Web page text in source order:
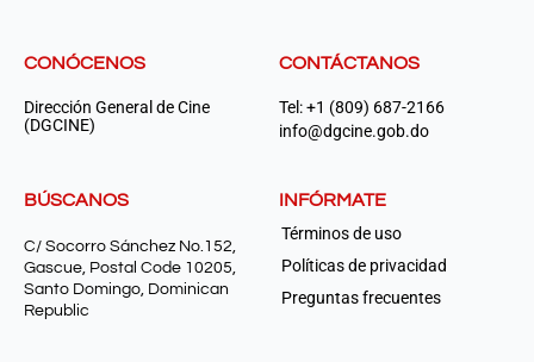
CONÓCENOS
Dirección General de Cine
(DGCINE)
CONTÁCTANOS
Tel: +1 (809) 687-2166
info@dgcine.gob.do
BÚSCANOS
C/ Socorro Sánchez No.152,
Gascue, Postal Code 10205,
Santo Domingo, Dominican
Republic
INFÓRMATE
Términos de uso
Políticas de privacidad
Preguntas frecuentes